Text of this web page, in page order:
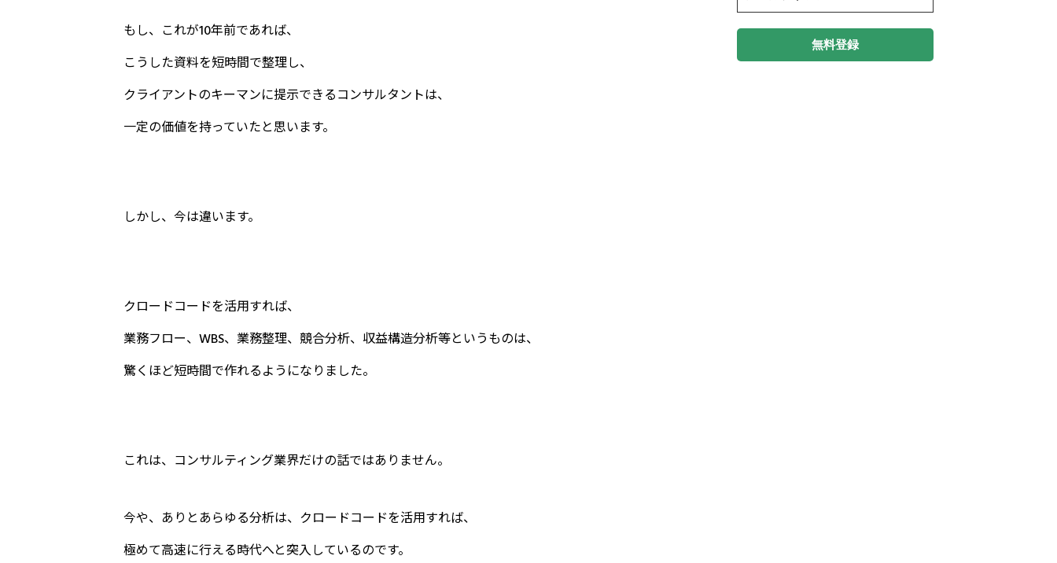
もし、これが10年前であれば、
こうした資料を短時間で整理し、
クライアントのキーマンに提示できるコンサルタントは、
一定の価値を持っていたと思います。
しかし、今は違います。
クロードコードを活用すれば、
業務フロー、WBS、業務整理、競合分析、収益構造分析等というものは、
驚くほど短時間で作れるようになりました。
これは、コンサルティング業界だけの話ではありません。
今や、ありとあらゆる分析は、クロードコードを活用すれば、
極めて高速に行える時代へと突入しているのです。